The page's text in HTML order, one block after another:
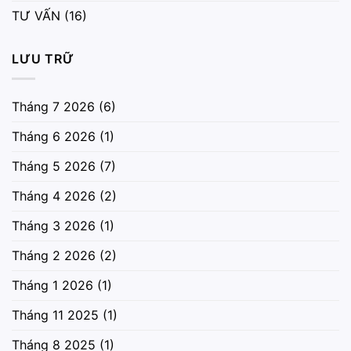
TƯ VẤN (16)
LƯU TRỮ
Tháng 7 2026 (6)
Tháng 6 2026 (1)
Tháng 5 2026 (7)
Tháng 4 2026 (2)
Tháng 3 2026 (1)
Tháng 2 2026 (2)
Tháng 1 2026 (1)
Tháng 11 2025 (1)
Tháng 8 2025 (1)